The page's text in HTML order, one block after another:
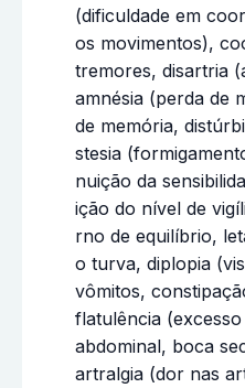
(dificuldade em
os movimentos),
tremores, disartria
amnésia (perda de
de memória,
stesia
nuição da
ição do nível de
rno de equilíbrio,
o turva, diplopia
vômitos,
flatulência
abdominal, boca
artralgia (dor nas